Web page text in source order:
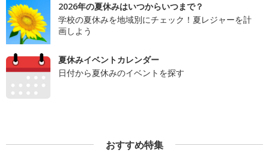
2026年の夏休みはいつからいつまで？
学校の夏休みを地域別にチェック！夏レジャーを計
画しよう
夏休みイベントカレンダー
日付から夏休みのイベントを探す
おすすめ特集